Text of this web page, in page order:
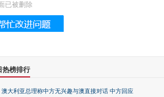
了600岁的紫禁城
已被删除
热榜排行
澳大利亚总理称中方无兴趣与澳直接对话 中方回应